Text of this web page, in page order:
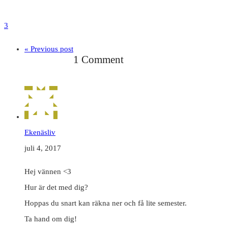
3
« Previous post
1 Comment
Ekenäsliv
juli 4, 2017
Hej vännen <3
Hur är det med dig?
Hoppas du snart kan räkna ner och få lite semester.
Ta hand om dig!